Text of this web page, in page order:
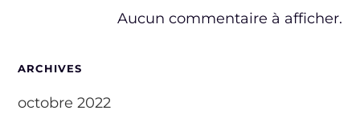
Aucun commentaire à afficher.
ARCHIVES
octobre 2022